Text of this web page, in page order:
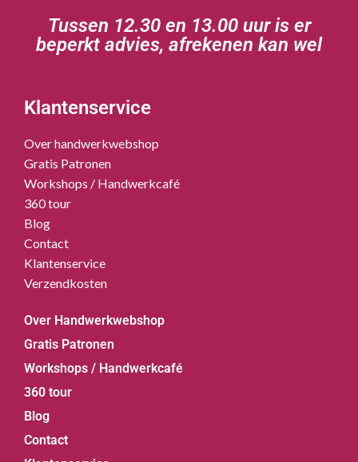
Tussen 12.30 en 13.00 uur is er
beperkt advies, afrekenen kan wel
Klantenservice
Over handwerkwebshop
Gratis Patronen
Workshops / Handwerkcafé
360 tour
Blog
Contact
Klantenservice
Verzendkosten
Over Handwerkwebshop
Gratis Patronen
Workshops / Handwerkcafé
360 tour
Blog
Contact